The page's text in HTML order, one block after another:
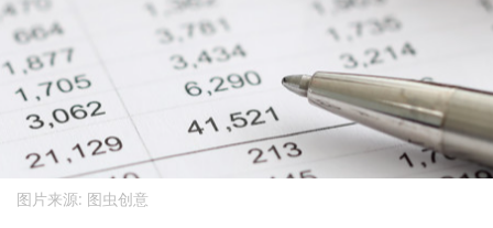
图片来源: 图虫创意